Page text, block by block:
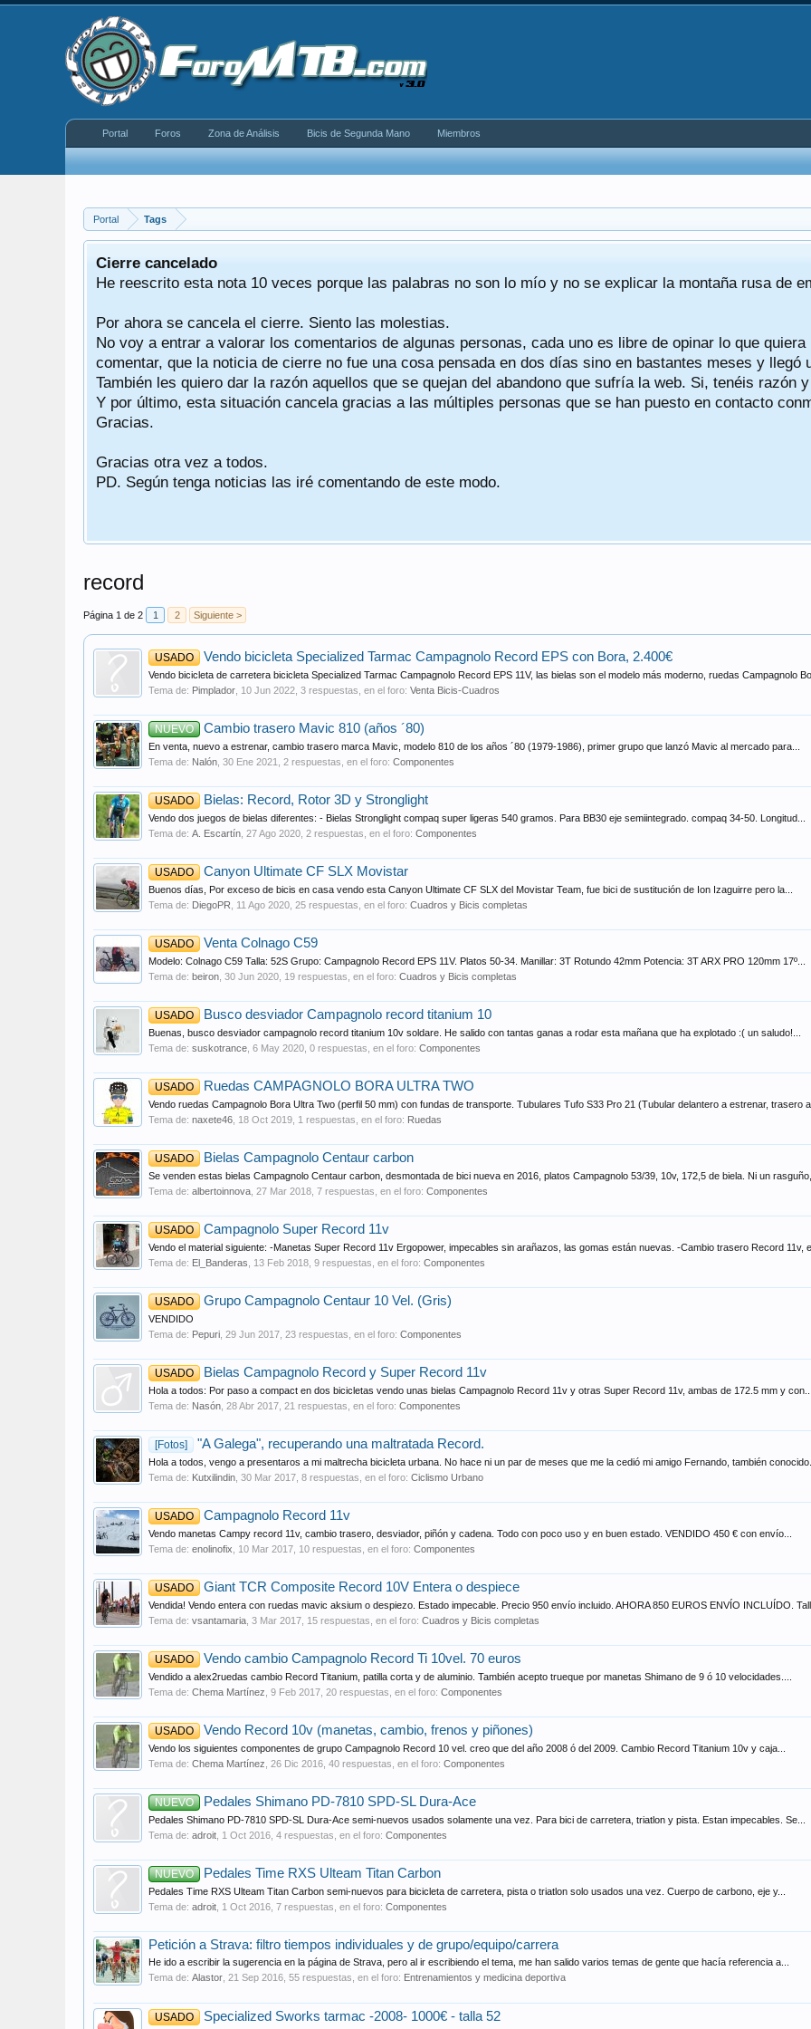
Portal Tags
Cierre cancelado
He reescrito esta nota 10 veces porque las palabras no son lo mío y no se explicar la montaña rusa de
Por ahora se cancela el cierre. Siento las molestias.
No voy a entrar a valorar los comentarios de algunas personas, cada uno es libre de opinar lo que
comentar, que la noticia de cierre no fue una cosa pensada en dos días sino en bastantes meses y llegó
También les quiero dar la razón aquellos que se quejan del abandono que sufría la web. Si, tenéis razón
Y por último, esta situación cancela gracias a las múltiples personas que se han puesto en contacto
Gracias.
Gracias otra vez a todos.
PD. Según tenga noticias las iré comentando de este modo.
record
Página 1 de 2 1 2 Siguiente >
USADO Vendo bicicleta Specialized Tarmac Campagnolo Record EPS con Bora, 2.400€
Vendo bicicleta de carretera bicicleta Specialized Tarmac Campagnolo Record EPS 11V, las bielas son el modelo más moderno, ruedas Campagnolo
Tema de: Pimplador 10 Jun 2022 , 3 respuestas, en el foro: Venta Bicis-Cuadros
NUEVO Cambio trasero Mavic 810 (años ´80)
En venta, nuevo a estrenar, cambio trasero marca Mavic, modelo 810 de los años ´80 (1979-1986), primer grupo que lanzó Mavic al mercado para...
Tema de: Nalón 30 Ene 2021 , 2 respuestas, en el foro: Componentes
USADO Bielas: Record, Rotor 3D y Stronglight
Vendo dos juegos de bielas diferentes: - Bielas Stronglight compaq super ligeras 540 gramos. Para BB30 eje semiintegrado. compaq 34-50. Longitud...
Tema de: A. Escartín 27 Ago 2020 , 2 respuestas, en el foro: Componentes
USADO Canyon Ultimate CF SLX Movistar
Buenos días, Por exceso de bicis en casa vendo esta Canyon Ultimate CF SLX del Movistar Team, fue bici de sustitución de Ion Izaguirre pero la...
Tema de: DiegoPR 11 Ago 2020 , 25 respuestas, en el foro: Cuadros y Bicis completas
USADO Venta Colnago C59
Modelo: Colnago C59 Talla: 52S Grupo: Campagnolo Record EPS 11V. Platos 50-34. Manillar: 3T Rotundo 42mm Potencia: 3T ARX PRO 120mm 17º...
Tema de: beiron 30 Jun 2020 , 19 respuestas, en el foro: Cuadros y Bicis completas
USADO Busco desviador Campagnolo record titanium 10
Buenas, busco desviador campagnolo record titanium 10v soldare. He salido con tantas ganas a rodar esta mañana que ha explotado :( un saludo!...
Tema de: suskotrance 6 May 2020 , 0 respuestas, en el foro: Componentes
USADO Ruedas CAMPAGNOLO BORA ULTRA TWO
Vendo ruedas Campagnolo Bora Ultra Two (perfil 50 mm) con fundas de transporte. Tubulares Tufo S33 Pro 21 (Tubular delantero a estrenar, trasero
Tema de: naxete46 18 Oct 2019 , 1 respuestas, en el foro: Ruedas
USADO Bielas Campagnolo Centaur carbon
Se venden estas bielas Campagnolo Centaur carbon, desmontada de bici nueva en 2016, platos Campagnolo 53/39, 10v, 172,5 de biela. Ni un
Tema de: albertoinnova 27 Mar 2018 , 7 respuestas, en el foro: Componentes
USADO Campagnolo Super Record 11v
Vendo el material siguiente: -Manetas Super Record 11v Ergopower, impecables sin arañazos, las gomas están nuevas. -Cambio trasero Record 11v,
Tema de: El_Banderas 13 Feb 2018 , 9 respuestas, en el foro: Componentes
USADO Grupo Campagnolo Centaur 10 Vel. (Gris)
VENDIDO
Tema de: Pepuri 29 Jun 2017 , 23 respuestas, en el foro: Componentes
USADO Bielas Campagnolo Record y Super Record 11v
Hola a todos: Por paso a compact en dos bicicletas vendo unas bielas Campagnolo Record 11v y otras Super Record 11v, ambas de 172.5 mm y con...
Tema de: Nasón 28 Abr 2017 , 21 respuestas, en el foro: Componentes
[Fotos] "A Galega", recuperando una maltratada Record.
Hola a todos, vengo a presentaros a mi maltrecha bicicleta urbana. No hace ni un par de meses que me la cedió mi amigo Fernando, también conocido...
Tema de: Kutxilindin 30 Mar 2017 , 8 respuestas, en el foro: Ciclismo Urbano
USADO Campagnolo Record 11v
Vendo manetas Campy record 11v, cambio trasero, desviador, piñón y cadena. Todo con poco uso y en buen estado. VENDIDO 450 € con envío...
Tema de: enolinofix 10 Mar 2017 , 10 respuestas, en el foro: Componentes
USADO Giant TCR Composite Record 10V Entera o despiece
Vendida! Vendo entera con ruedas mavic aksium o despiezo. Estado impecable. Precio 950 envío incluido. AHORA 850 EUROS ENVÍO INCLUÍDO.
Tema de: vsantamaria 3 Mar 2017 , 15 respuestas, en el foro: Cuadros y Bicis completas
USADO Vendo cambio Campagnolo Record Ti 10vel. 70 euros
Vendido a alex2ruedas cambio Record Titanium, patilla corta y de aluminio. También acepto trueque por manetas Shimano de 9 ó 10 velocidades....
Tema de: Chema Martínez 9 Feb 2017 , 20 respuestas, en el foro: Componentes
USADO Vendo Record 10v (manetas, cambio, frenos y piñones)
Vendo los siguientes componentes de grupo Campagnolo Record 10 vel. creo que del año 2008 ó del 2009. Cambio Record Titanium 10v y caja...
Tema de: Chema Martínez 26 Dic 2016 , 40 respuestas, en el foro: Componentes
NUEVO Pedales Shimano PD-7810 SPD-SL Dura-Ace
Pedales Shimano PD-7810 SPD-SL Dura-Ace semi-nuevos usados solamente una vez. Para bici de carretera, triatlon y pista. Estan impecables. Se...
Tema de: adroit 1 Oct 2016 , 4 respuestas, en el foro: Componentes
NUEVO Pedales Time RXS Ulteam Titan Carbon
Pedales Time RXS Ulteam Titan Carbon semi-nuevos para bicicleta de carretera, pista o triatlon solo usados una vez. Cuerpo de carbono, eje y...
Tema de: adroit 1 Oct 2016 , 7 respuestas, en el foro: Componentes
Petición a Strava: filtro tiempos individuales y de grupo/equipo/carrera
He ido a escribir la sugerencia en la página de Strava, pero al ir escribiendo el tema, me han salido varios temas de gente que hacía referencia a...
Tema de: Alastor 21 Sep 2016 , 55 respuestas, en el foro: Entrenamientos y medicina deportiva
USADO Specialized Sworks tarmac -2008- 1000€ - talla 52
Portal Foros Zona de Análisis Bicis de Segunda Mano Miembros